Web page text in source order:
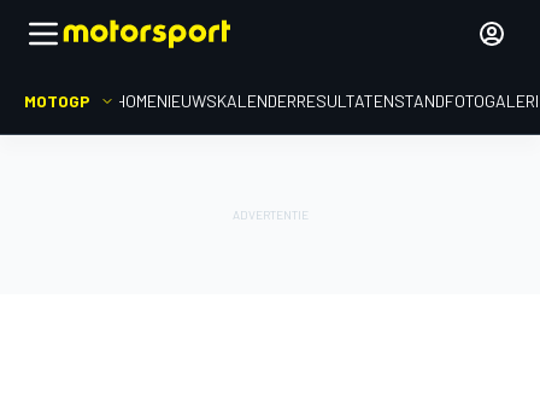
MOTOGP HOMENIEUWSKALENDERRESULTATENSTAND